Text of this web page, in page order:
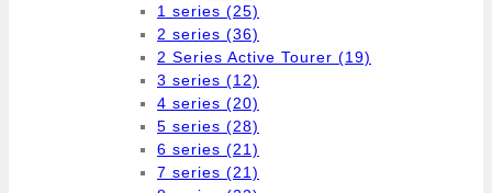
1 series (25)
2 series (36)
2 Series Active Tourer (19)
3 series (12)
4 series (20)
5 series (28)
6 series (21)
7 series (21)